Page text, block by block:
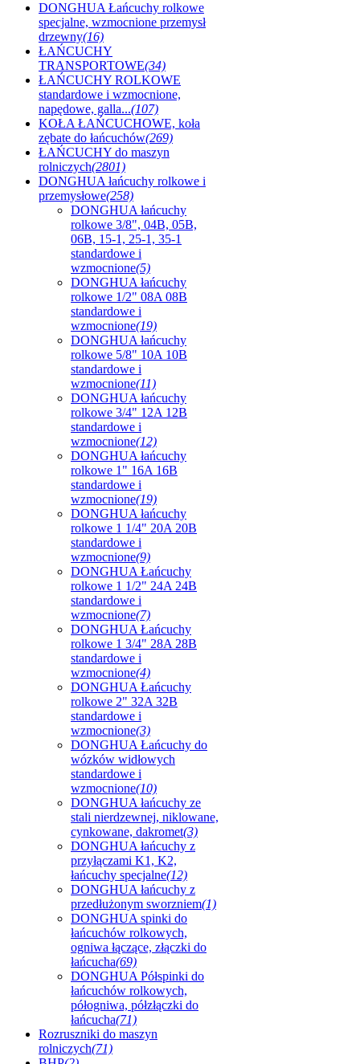
DONGHUA Łańcuchy rolkowe
specjalne, wzmocnione przemysł
drzewny(16)
ŁAŃCUCHY
TRANSPORTOWE(34)
ŁAŃCUCHY ROLKOWE
standardowe i wzmocnione,
napędowe, galla...(107)
KOŁA ŁAŃCUCHOWE, koła
zębate do łańcuchów(269)
ŁAŃCUCHY do maszyn
rolniczych(2801)
DONGHUA łańcuchy rolkowe i
przemysłowe(258)
DONGHUA łańcuchy
rolkowe 3/8", 04B, 05B,
06B, 15-1, 25-1, 35-1
standardowe i
wzmocnione(5)
DONGHUA łańcuchy
rolkowe 1/2" 08A 08B
standardowe i
wzmocnione(19)
DONGHUA łańcuchy
rolkowe 5/8" 10A 10B
standardowe i
wzmocnione(11)
DONGHUA łańcuchy
rolkowe 3/4" 12A 12B
standardowe i
wzmocnione(12)
DONGHUA łańcuchy
rolkowe 1" 16A 16B
standardowe i
wzmocnione(19)
DONGHUA łańcuchy
rolkowe 1 1/4" 20A 20B
standardowe i
wzmocnione(9)
DONGHUA Łańcuchy
rolkowe 1 1/2" 24A 24B
standardowe i
wzmocnione(7)
DONGHUA Łańcuchy
rolkowe 1 3/4" 28A 28B
standardowe i
wzmocnione(4)
DONGHUA Łańcuchy
rolkowe 2" 32A 32B
standardowe i
wzmocnione(3)
DONGHUA Łańcuchy do
wózków widłowych
standardowe i
wzmocnione(10)
DONGHUA łańcuchy ze
stali nierdzewnej, niklowane,
cynkowane, dakromet(3)
DONGHUA łańcuchy z
przyłączami K1, K2,
łańcuchy specjalne(12)
DONGHUA łańcuchy z
przedłużonym sworzniem(1)
DONGHUA spinki do
łańcuchów rolkowych,
ogniwa łączące, złączki do
łańcucha(69)
DONGHUA Półspinki do
łańcuchów rolkowych,
półogniwa, półzłączki do
łańcucha(71)
Rozruszniki do maszyn
rolniczych(71)